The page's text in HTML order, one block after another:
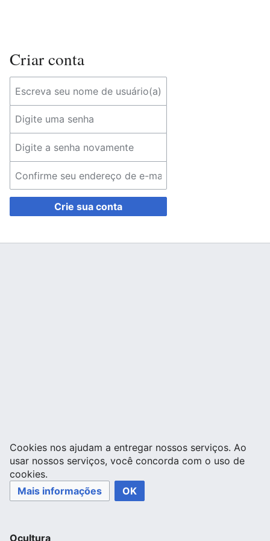
Criar conta
Crie sua conta
Cookies nos ajudam a entregar nossos serviços. Ao
usar nossos serviços, você concorda com o uso de
cookies.
Mais informações
OK
Ocultura